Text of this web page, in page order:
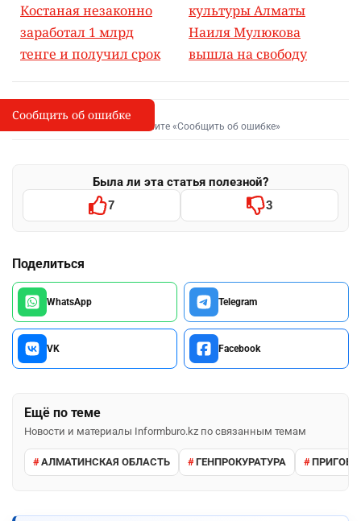
Костаная незаконно
заработал 1 млрд
тенге и получил срок
культуры Алматы
Наиля Мулюкова
вышла на свободу
I
Сообщить об опечатке
Выделите фрагмент и нажмите «Сообщить об ошибке»
Была ли эта статья полезной?
7 3
Поделиться
WhatsApp Telegram
VK Facebook
Ещё по теме
Новости и материалы Informburo.kz по связанным темам
АЛМАТИНСКАЯ ОБЛАСТЬ ГЕНПРОКУРАТУРА
Сообщить об ошибке